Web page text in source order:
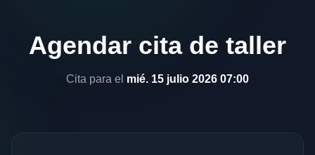
Agendar cita de taller
Cita para el mié. 15 julio 2026 07:00